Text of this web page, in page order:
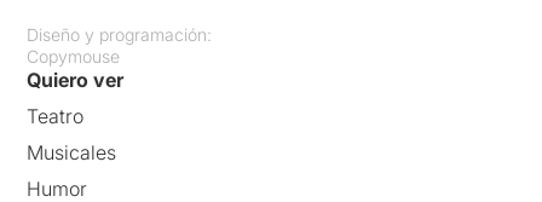
Diseño y programación:
Copymouse
Quiero ver
Teatro
Musicales
Humor